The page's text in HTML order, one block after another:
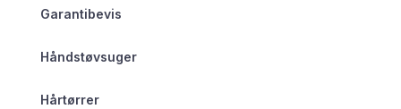
Garantibevis
Håndstøvsuger
Hårtørrer